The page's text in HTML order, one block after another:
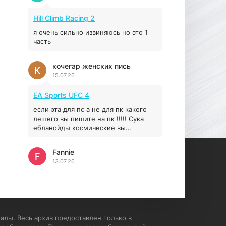
16.95 ГБ
Hill Climb Racing 2
я очень сильно извиняюсь но это 1
часть
кочегар женских пись
15.07.26
К
EA Sports UFC 4
если эта для пс а не для пк какого
лешего вы пишите на пк !!!!! Сука
ебланойды космические вы
установлением Эмулятора сука
калеки на мозг блять последней
стадии
Fannie
13.07.26
F
— быстро, горячо и честно —
Весь архив предоставлен только в